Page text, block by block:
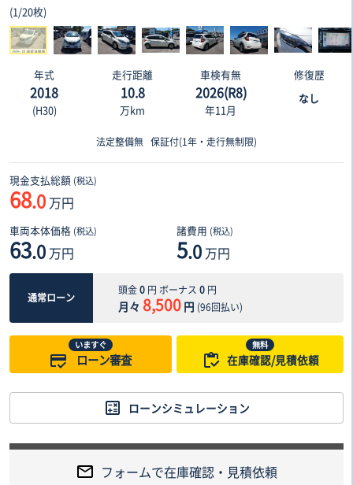
(1/20枚)
年式
2018
(H30)
走行距離
10.8
万km
車検有無
2026(R8)
年11月
修復歴
なし
法定整備無 保証付(1年・走行無制限)
現金支払総額 (税込)
68.0 万円
車両本体価格 (税込)
63.0 万円
諸費用 (税込)
5.0 万円
通常ローン
頭金0円 ボーナス 0円
月々 8,500円 (96回払い)
いますぐ
ローン審査
無料
在庫確認/見積依頼
ローンシミュレーション
フォームで在庫確認・見積依頼